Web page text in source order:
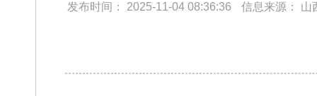
发布时间： 2025-11-04 08:36:36 信息来源： 山